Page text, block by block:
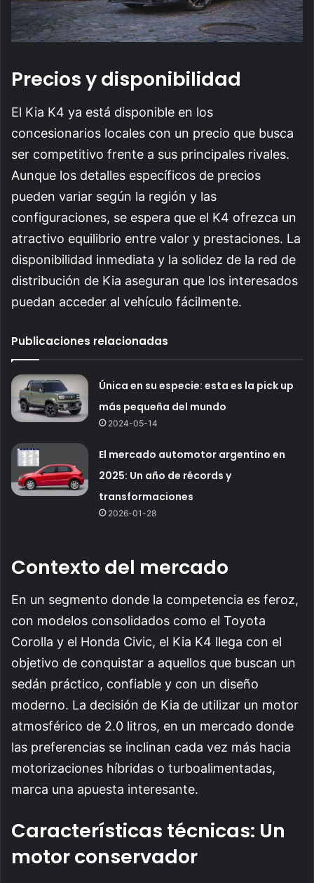
Precios y disponibilidad
El Kia K4 ya está disponible en los
concesionarios locales con un precio que busca
ser competitivo frente a sus principales rivales.
Aunque los detalles específicos de precios
pueden variar según la región y las
configuraciones, se espera que el K4 ofrezca un
atractivo equilibrio entre valor y prestaciones. La
disponibilidad inmediata y la solidez de la red de
distribución de Kia aseguran que los interesados
puedan acceder al vehículo fácilmente.
Publicaciones relacionadas
Única en su especie: esta es la pick up
más pequeña del mundo
2024-05-14
El mercado automotor argentino en
2025: Un año de récords y
transformaciones
2026-01-28
Contexto del mercado
En un segmento donde la competencia es feroz,
con modelos consolidados como el Toyota
Corolla y el Honda Civic, el Kia K4 llega con el
objetivo de conquistar a aquellos que buscan un
sedán práctico, confiable y con un diseño
moderno. La decisión de Kia de utilizar un motor
atmosférico de 2.0 litros, en un mercado donde
las preferencias se inclinan cada vez más hacia
motorizaciones híbridas o turboalimentadas,
marca una apuesta interesante.
Características técnicas: Un
motor conservador